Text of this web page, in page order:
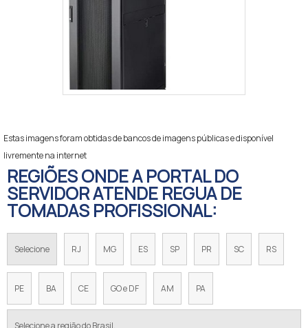
Estas imagens foram obtidas de bancos de imagens públicas e disponível
livremente na internet
REGIÕES ONDE A PORTAL DO
SERVIDOR ATENDE REGUA DE
TOMADAS PROFISSIONAL:
Selecione RJ MG ES SP PR SC RS
PE BA CE GO e DF AM PA
Selecione a região do Brasil.